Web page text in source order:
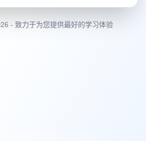
- 致力于为您提供最好的学习体验